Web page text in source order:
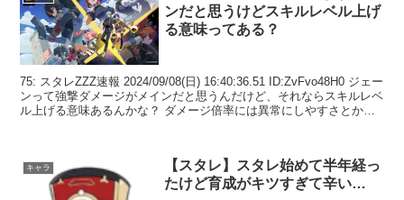
ンだと思うけどスキルレベル上げ
る意味ってある？
75: スタレZZZ速報 2024/09/08(日) 16:40:36.51 ID:ZvFvo48H0 ジェー
ンって強撃ダメージがメインだと思うんだけど、それならスキルレベ
ル上げる意味あるんかな？ ダメージ倍率には異常にしやすさとか強
キャラ
【スタレ】スタレ始めて半年経っ
たけど育成がキツすぎて辛い…